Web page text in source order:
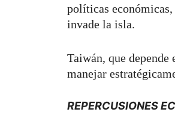
políticas económicas,
invade la isla.
Taiwán, que depende
manejar
REPERCUSIONES